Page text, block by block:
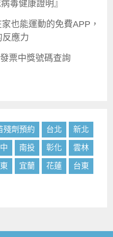
毒健康證明』
也能運動的免費APP，
反應力
票中獎號碼查詢
殘劑預約 台北 新北
南投 彰化 雲林
宜蘭 花蓮 台東